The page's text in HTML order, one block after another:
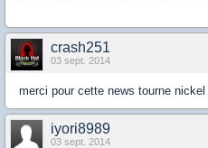
crash251
03 sept. 2014
merci pour cette news tourne
iyori8989
03 sept. 2014